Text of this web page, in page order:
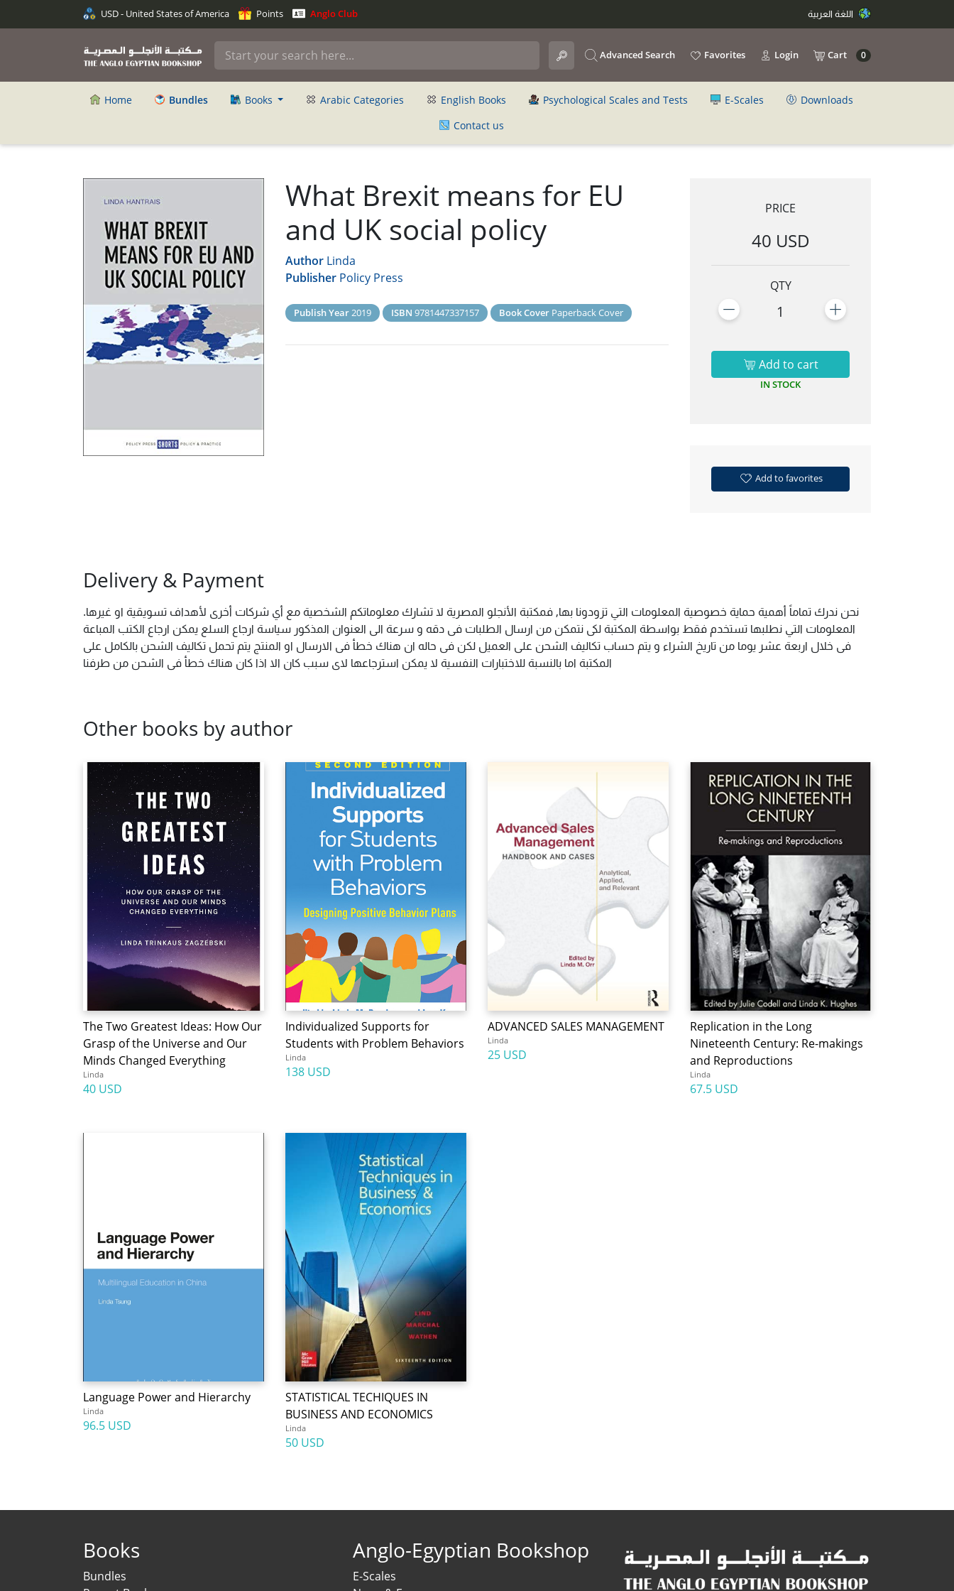
USD - United States of America Points Anglo Club
Advanced Search Favorites Login Cart 0
Home Bundles Books Arabic Categories English Books Psychological Scales and Tests E-Scales
Downloads
Contact us
What Brexit means for EU
and UK social policy
Author Linda
Publisher Policy Press
Publish Year2019 ISBN 9781447337157 Book Cover Paperback Cover
PRICE
40 USD
QTY
1
Add to cart
IN STOCK
Add to favorites
Delivery & Payment
نحن ندرك تماماً أهمية حماية خصوصية المعلومات التي تزودونا بها, فمكتبة الأنجلو المصرية لا تشارك معلوماتكم الشخصية مع أي شركات أخرى لأهداف تسويقية او غيرها.
المعلومات التي نطلبها تستخدم فقط بواسطة المكتبة لكى نتمكن من ارسال الطلبات فى دقه و سرعة الى العنوان المذكور سياسة ارجاع السلع يمكن ارجاع الكتب المباعة
فى خلال اربعة عشر يوما من تاريخ الشراء و يتم حساب تكاليف الشحن على العميل لكن فى حاله ان هناك خطأ فى الارسال او المنتج يتم تحمل تكاليف الشحن بالكامل على
المكتبة اما بالنسبة للاختبارات النفسية لا يمكن استرجاعها لاى سبب كان الا اذا كان هناك خطأ فى الشحن من طرفنا
Other books by author
The Two Greatest Ideas: How Our
Grasp of the Universe and Our
Minds Changed Everything
Linda
40 USD
Individualized Supports for
Students with Problem Behaviors
Linda
138 USD
ADVANCED SALES MANAGEMENT
Linda
25 USD
Replication in the Long
Nineteenth Century: Re-makings
and Reproductions
Linda
67.5 USD
Language Power and Hierarchy
Linda
96.5 USD
STATISTICAL TECHIQUES IN
BUSINESS AND ECONOMICS
Linda
50 USD
Books
Bundles
Anglo-Egyptian Bookshop
E-Scales